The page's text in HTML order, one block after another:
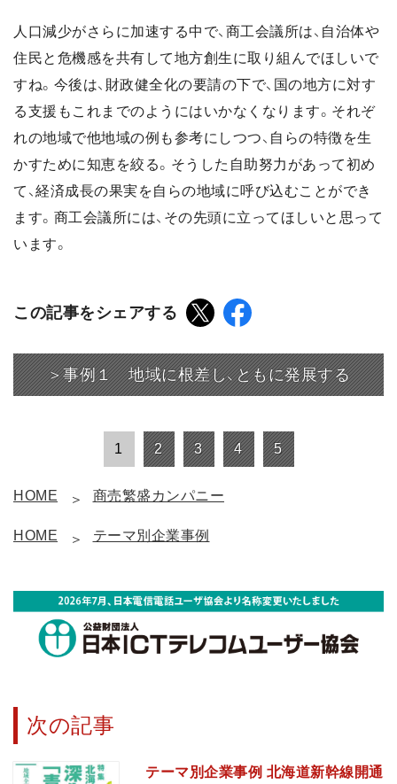
人口減少がさらに加速する中で、商工会議所は、自治体や
住民と危機感を共有して地方創生に取り組んでほしいで
すね。今後は、財政健全化の要請の下で、国の地方に対す
る支援もこれまでのようにはいかなくなります。それぞ
れの地域で他地域の例も参考にしつつ、自らの特徴を生
かすために知恵を絞る。そうした自助努力があって初め
て、経済成長の果実を自らの地域に呼び込むことができ
ます。商工会議所には、その先頭に立ってほしいと思って
います。
この記事をシェアする
＞事例１ 地域に根差し、ともに発展する
1 2 3 4 5
HOME 商売繁盛カンパニー
HOME テーマ別企業事例
次の記事
テーマ別企業事例 北海道新幹線開通